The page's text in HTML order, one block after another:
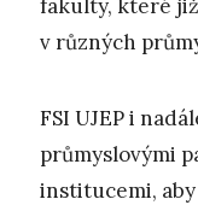
fakulty, které
v různých
FSI UJEP i
průmyslovými
institucemi,